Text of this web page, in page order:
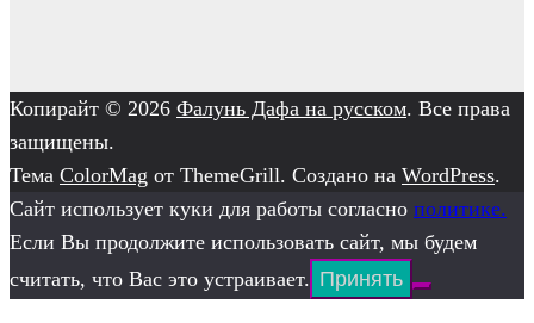
Копирайт © 2026 Фалунь Дафа на русском. Все права
защищены.
Тема ColorMag от ThemeGrill. Создано на WordPress.
Сайт использует куки для работы согласно политике.
Если Вы продолжите использовать сайт, мы будем
считать, что Вас это устраивает. Принять